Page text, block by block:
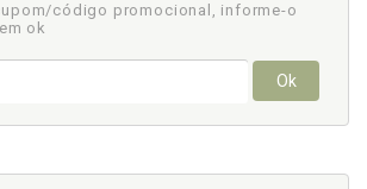
código promocional, informe-o
ok
Ok